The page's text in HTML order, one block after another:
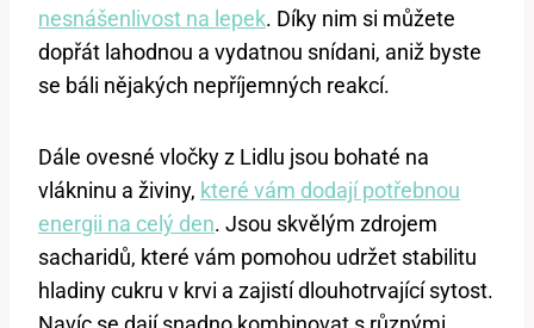
nesnášenlivost na lepek. Díky nim si můžete
dopřát lahodnou a vydatnou snídani, aniž byste
se báli nějakých nepříjemných reakcí.
Dále ovesné vločky z Lidlu jsou bohaté na
vlákninu a živiny, které vám dodají potřebnou
energii na celý den. Jsou skvělým zdrojem
sacharidů, které vám pomohou udržet stabilitu
hladiny cukru v krvi a zajistí dlouhotrvající sytost.